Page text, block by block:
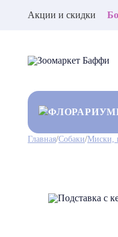
Акции и скидки
Главная/Собаки/Миски,